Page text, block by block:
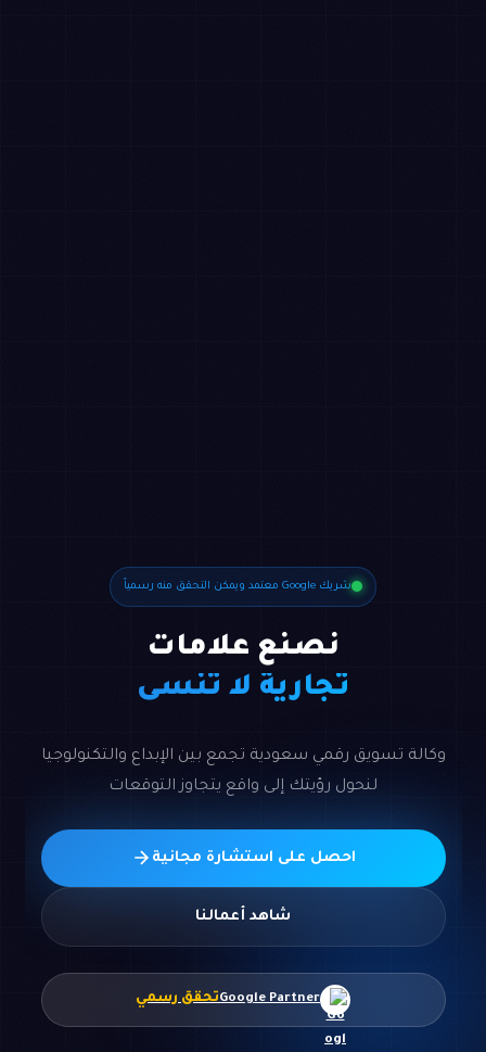
شريك Google معتمد ويمكن التحقق منه رسمياً
نصنع علامات
تجارية لا تُنسى
وكالة تسويق رقمي سعودية تجمع بين الإبداع والتكنولوجيا
لنحول رؤيتك إلى واقع يتجاوز التوقعات
احصل على استشارة مجانية
شاهد أعمالنا
Google Partnerتحقق رسمي